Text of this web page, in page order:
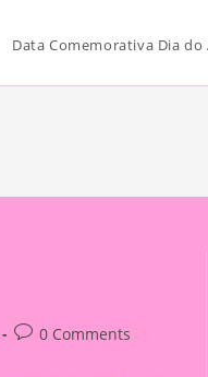
Data Comemorativa Dia do
Post0 Comments